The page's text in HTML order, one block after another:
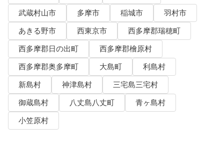
武蔵村山市
多摩市 稲城市
羽村市
あきる野市
西東京市
西多摩郡瑞穂町
西多摩郡日の出町
西多摩郡檜原村
西多摩郡奥多摩町
大島町
利島村
新島村
神津島村
三宅島三宅村
御蔵島村
八丈島八丈町
青ヶ島村
小笠原村